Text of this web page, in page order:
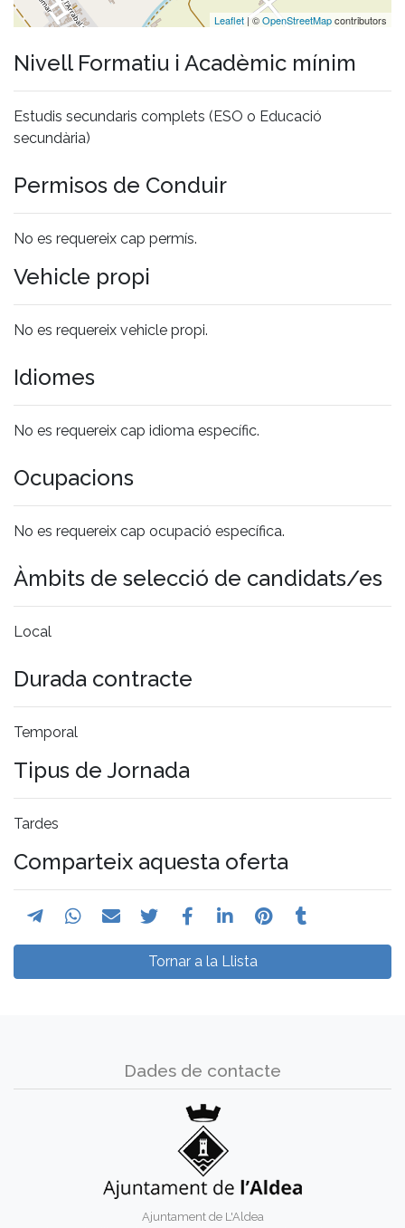
Leaflet | ©OpenStreetMapcontributors
Nivell Formatiu i Acadèmic mínim
Estudis secundaris complets (ESO o Educació
secundària)
Permisos de Conduir
No es requereix cap permís.
Vehicle propi
No es requereix vehicle propi.
Idiomes
No es requereix cap idioma específic.
Ocupacions
No es requereix cap ocupació específica.
Àmbits de selecció de candidats/es
Local
Durada contracte
Temporal
Tipus de Jornada
Tardes
Comparteix aquesta oferta
Tornar a la Llista
Dades de contacte
Ajuntament de L'Aldea